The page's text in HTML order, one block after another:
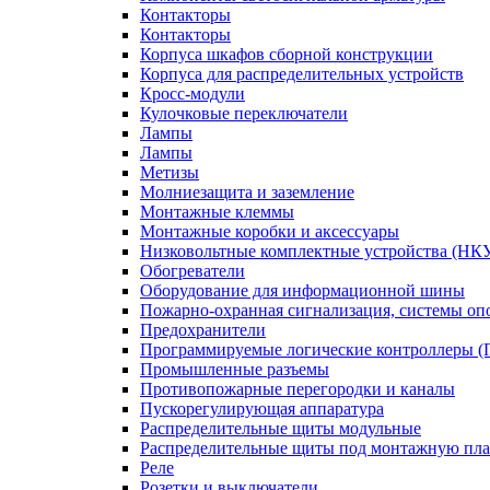
Контакторы
Контакторы
Корпуса шкафов сборной конструкции
Корпуса для распределительных устройств
Кросс-модули
Кулочковые переключатели
Лампы
Лампы
Метизы
Молниезащита и заземление
Монтажные клеммы
Монтажные коробки и аксессуары
Низковольтные комплектные устройства
Обогреватели
Оборудование для информационной шины
Пожарно-охранная сигнализация, системы
Предохранители
Программируемые логические контроллеры
Промышленные разъемы
Противопожарные перегородки и каналы
Пускорегулирующая аппаратура
Распределительные щиты модульные
Распределительные щиты под монтажную
Реле